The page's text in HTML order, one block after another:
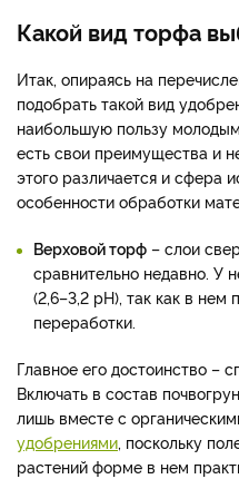
Какой вид торфа
Итак, опираясь на
подобрать такой вид
наибольшую пользу
есть свои преимущества и
этого различается и сфера
особенности обработки
Верховой торф – слои
сравнительно недавно. У
(2,6–3,2 рН), так как в
переработки.
Главное его достоинство –
Включать в состав
лишь вместе с
удобрениями, поскольку
растений форме в нем